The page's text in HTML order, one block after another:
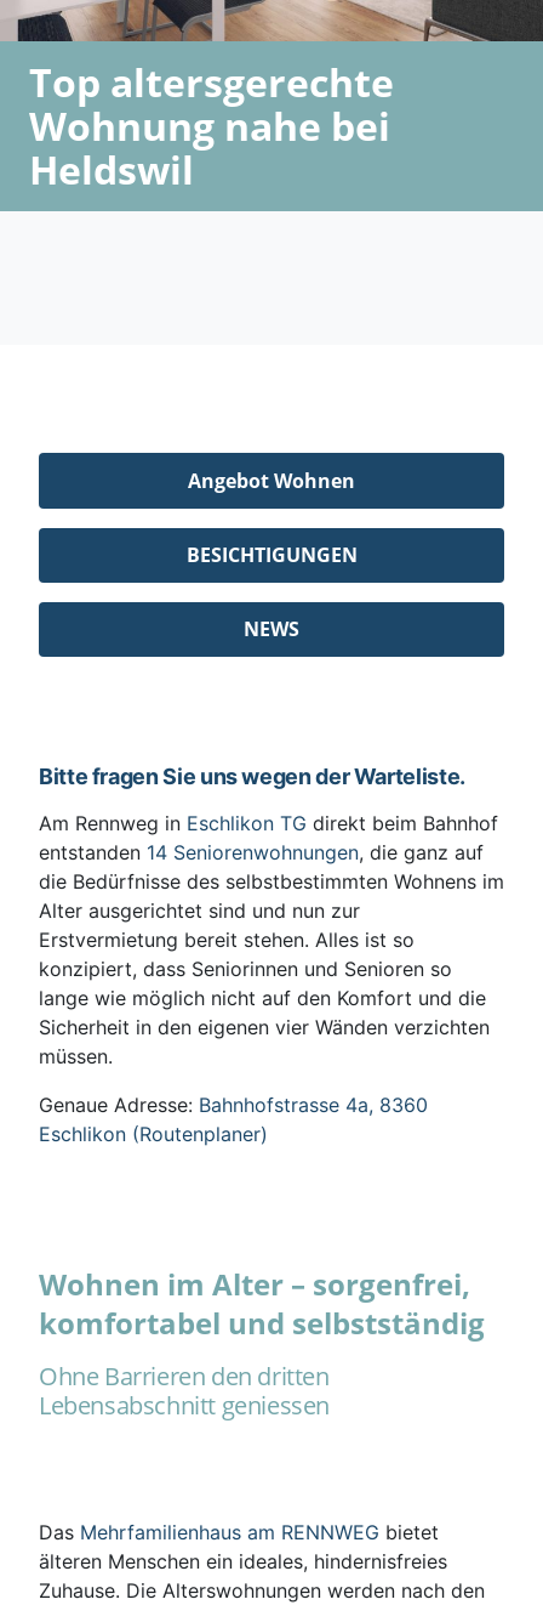
Top altersgerechte
Wohnung nahe bei
Heldswil
Angebot Wohnen
BESICHTIGUNGEN
NEWS
Bitte fragen Sie uns wegen der Warteliste.
Am Rennweg in Eschlikon TG direkt beim Bahnhof
entstanden 14 Seniorenwohnungen, die ganz auf
die Bedürfnisse des selbstbestimmten Wohnens im
Alter ausgerichtet sind und nun zur
Erstvermietung bereit stehen. Alles ist so
konzipiert, dass Seniorinnen und Senioren so
lange wie möglich nicht auf den Komfort und die
Sicherheit in den eigenen vier Wänden verzichten
müssen.
Genaue Adresse: Bahnhofstrasse 4a, 8360
Eschlikon (Routenplaner)
Wohnen im Alter – sorgenfrei,
komfortabel und selbstständig
Ohne Barrieren den dritten
Lebensabschnitt geniessen
Das Mehrfamilienhaus am RENNWEG bietet
älteren Menschen ein ideales, hindernisfreies
Zuhause. Die Alterswohnungen werden nach den